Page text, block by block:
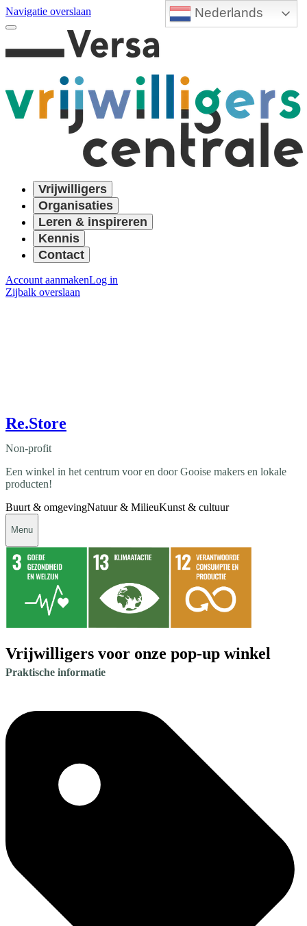
Nederlands
Navigatie overslaan
Vrijwilligers
Organisaties
Leren & inspireren
Kennis
Contact
Account aanmakenLog in
Zijbalk overslaan
Re.Store
Non-profit
Een winkel in het centrum voor en door Gooise makers en lokale
producten!
Buurt & omgevingNatuur & MilieuKunst & cultuur
Menu
Vrijwilligers voor onze pop-up winkel
Praktische informatie